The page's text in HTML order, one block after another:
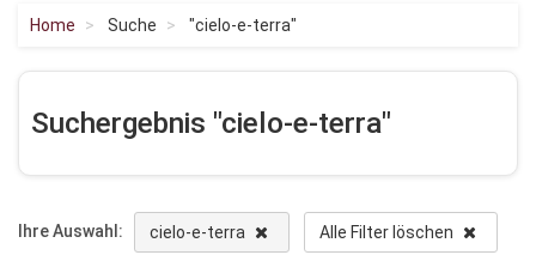
Home Suche "cielo-e-terra"
Suchergebnis "cielo-e-terra"
Ihre Auswahl: cielo-e-terra Alle Filter löschen